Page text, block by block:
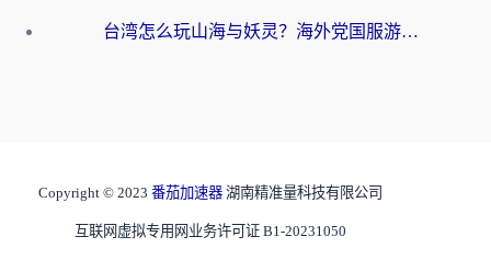
台湾怎么玩山海与妖灵？海外党国服游戏加速全攻略，告别延迟卡顿
Copyright © 2023 番茄加速器 湖南精准量科技有限公司
互联网虚拟专用网业务许可证 B1-20231050